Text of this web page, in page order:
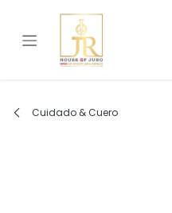
Cuidado & Cuero